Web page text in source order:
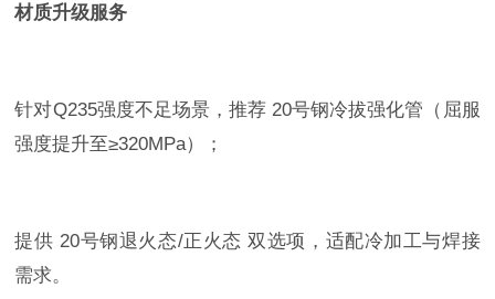
材质升级服务
针对Q235强度不足场景，推荐 20号钢冷拔强化管（屈服
强度提升至≥320MPa）；
提供 20号钢退火态/正火态 双选项，适配冷加工与焊接
需求。